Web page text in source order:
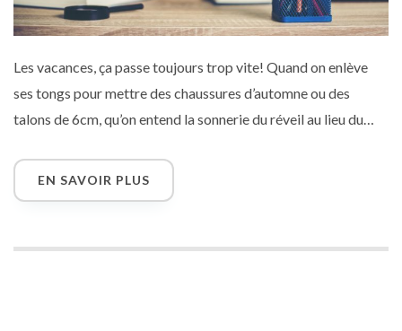
Les vacances, ça passe toujours trop vite! Quand on enlève
ses tongs pour mettre des chaussures d’automne ou des
talons de 6cm, qu’on entend la sonnerie du réveil au lieu du
d’aller patauger dans la mer : on réalise bel et bien que les
vacances sont finies. Que c’est duuur de se remettre au
du bureau, pensez à leur envoyer une petite carte spéciale
EN SAVOIR PLUS